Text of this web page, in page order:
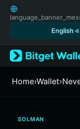
English
日本語
Русский
Español
Türkçe
Italiano
繁體中文
English এ
Home›Wallet›
SOLMAN